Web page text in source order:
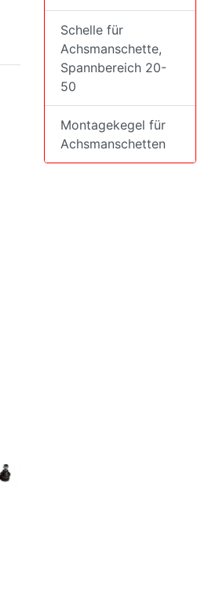
Schelle für
Achsmanschette,
Spannbereich 20-
50
Montagekegel für
Achsmanschetten